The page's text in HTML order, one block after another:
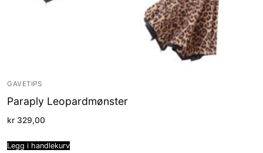
GAVETIPS
Paraply Leopardmønster
kr 329,00
Legg i handlekurv